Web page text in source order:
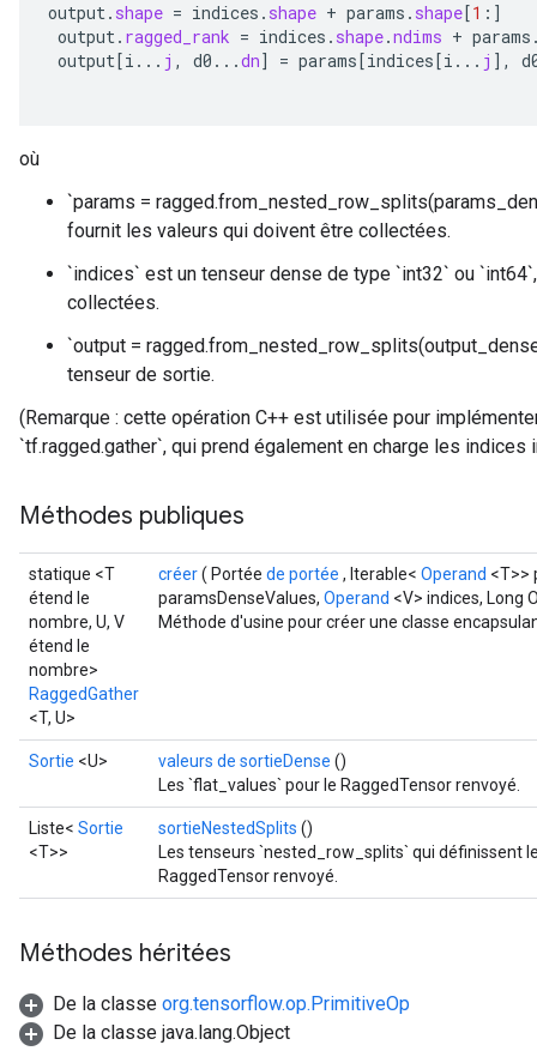
output. shape = indices . shape + params . shape[1 : ]
output. ragged_rank = indices . shape.ndims + params
output[i ... j , d0 ...dn] = params[indices[i ... j ] ,
où
`params =
fournit les valeurs qui doivent être collectées.
`indices` est un tenseur dense de type `int32` ou
collectées.
`output =
tenseur de sortie.
(Remarque : cette opération C++ est utilisée pour
`tf.ragged.gather`, qui prend également en charge les indices
Méthodes publiques
statique <T
étend le
nombre, U, V
étend le
nombre>
RaggedGather
<T, U>
créer( Portée de portée , Iterable< Operand <T>>
paramsDenseValues, Operand <V> indices, Long
Méthode d'usine pour créer une classe
Sortie <U> valeurs de sortieDense ()
Les `flat_values` pour le RaggedTensor renvoyé.
Liste< Sortie
<T>>
sortieNestedSplits ()
Les tenseurs `nested_row_splits` qui définissent
RaggedTensor renvoyé.
Méthodes héritées
De la classe org.tensorflow.op.PrimitiveOp
De la classe java.lang.Object